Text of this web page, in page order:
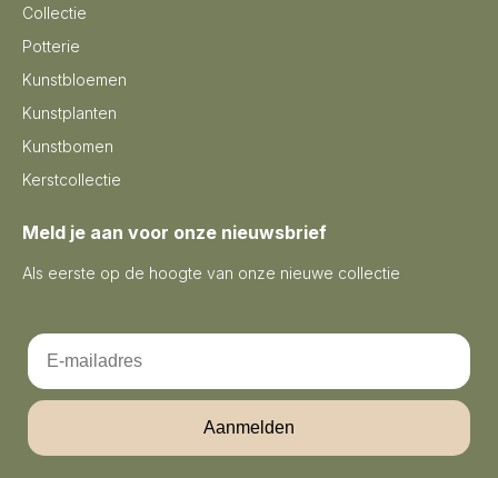
Collectie
Potterie
Kunstbloemen
Kunstplanten
Kunstbomen
Kerstcollectie
Meld je aan voor onze nieuwsbrief
Als eerste op de hoogte van onze nieuwe collectie
Email
Aanmelden